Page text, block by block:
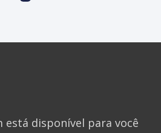
está disponível para você